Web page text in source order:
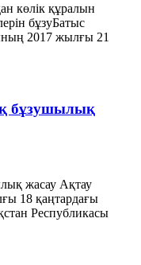
көлік құралын
бұзуБатыс
2017 жылғы 21
бұзушылық
жасау Ақтау
18 қаңтардағы
Республикасы